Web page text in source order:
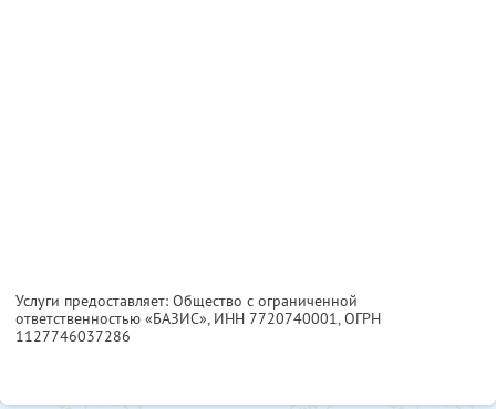
Услуги предоставляет: Общество с ограниченной
ответственностью «БАЗИС», ИНН 7720740001, ОГРН
1127746037286